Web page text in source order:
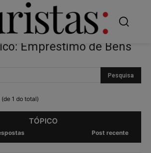
Empréstimo de Bens
1 do total)
TÓPICO
Post recente